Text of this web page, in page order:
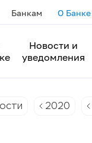
Банкам О Банке
Новости и
уведомления
2020